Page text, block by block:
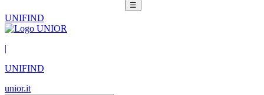
☰
UNIFIND
|
UNIFIND
unior.it